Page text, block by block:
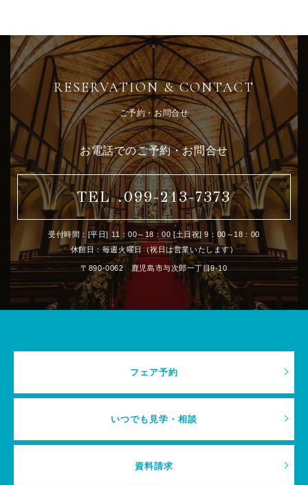
RESERVATION & CONTACT
ご予約・お問合せ
フェア予約
いつでも見学・相談
資料請求
お電話でのご予約・お問合せ
TEL .099-213-7373
受付時間：[平日] 11：00～18：00 [土日祝] 9：00～18：00
休館日：毎週火曜日（祝日は営業いたします）
〒890-0062 鹿児島市与次郎一丁目9-10